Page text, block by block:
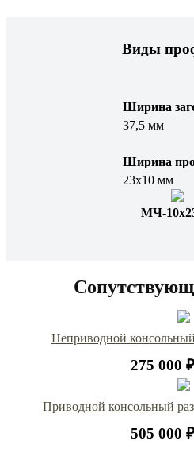
Виды
Ширина
37,5 мм
Ширина
23х10 мм
МЧ-
Неприводной
275 000 ₽
Приводной консольный
505 000 ₽